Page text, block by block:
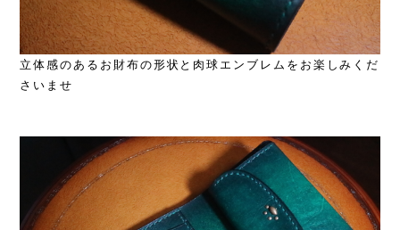
立体感のあるお財布の形状と肉球エンブレムをお楽しみくだ
さいませ